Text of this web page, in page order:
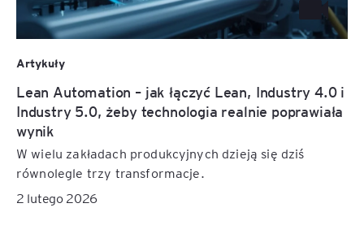
Artykuły
Lean Automation – jak łączyć Lean, Industry 4.0 i
Industry 5.0, żeby technologia realnie poprawiała
wynik
W wielu zakładach produkcyjnych dzieją się dziś
równolegle trzy transformacje.
2 lutego 2026